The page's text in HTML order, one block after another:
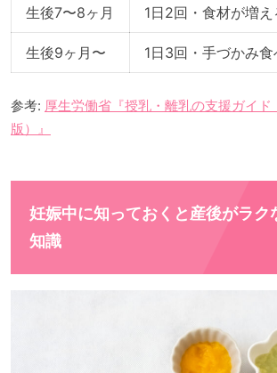
生後7〜8ヶ月 1日2回・食材が増え
生後9ヶ月〜 1日3回・手づかみ食
参考: 厚生労働省『授乳・離乳の支援ガイド
版）』
妊娠中に知っておくと産後がラク
知識